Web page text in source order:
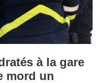
à la gare
mord un